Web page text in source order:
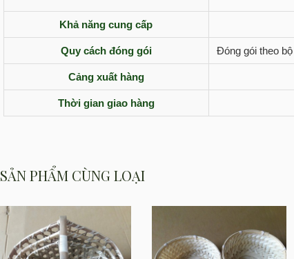
Khả năng cung cấp
Quy cách đóng gói Đóng gói theo
Cảng xuất hàng
Thời gian giao hàng
SẢN PHẨM CÙNG LOẠI